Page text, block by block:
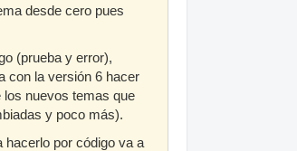
desde cero pues
(prueba y error),
con la versión 6 hacer
nuevos temas que
y poco más).
hacerlo por código va a